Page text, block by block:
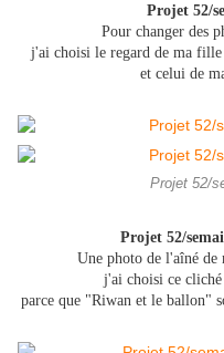
Projet 52/
Pour changer des
j'ai choisi le regard de ma
et celui de
Projet 52/
Projet 52/
Une photo de l'aîné
j'ai choisi ce cliché
parce que "Riwan et le ballon"